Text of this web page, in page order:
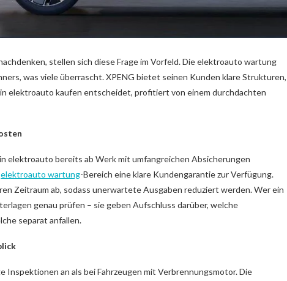
stellen sich diese Frage im Vorfeld. Die elektroauto wartung
was viele überrascht. XPENG bietet seinen Kunden klare Strukturen,
elektroauto kaufen entscheidet, profitiert von einem durchdachten
elektroauto bereits ab Werk mit umfangreichen Absicherungen
elektroauto wartung-Bereich eine klare Kundengarantie zur Verfügung.
Zeitraum ab, sodass unerwartete Ausgaben reduziert werden. Wer ein
genau prüfen – sie geben Aufschluss darüber, welche
separat anfallen.
an als bei Fahrzeugen mit Verbrennungsmotor. Die